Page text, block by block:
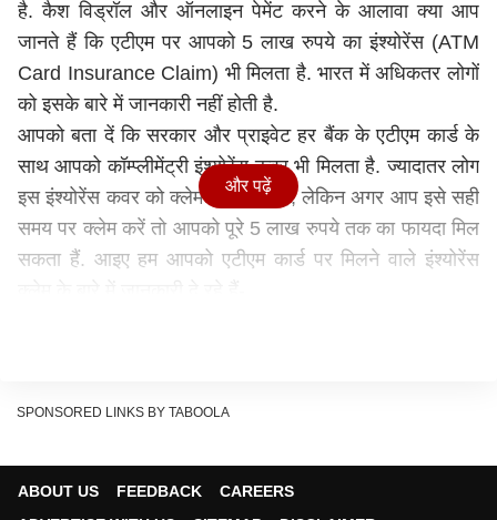
है. कैश विड्रॉल और ऑनलाइन पेमेंट करने के आलावा क्या आप
जानते हैं कि एटीएम पर आपको 5 लाख रुपये का इंश्योरेंस (ATM
Card Insurance Claim) भी मिलता है. भारत में अधिकतर लोगों
को इसके बारे में जानकारी नहीं होती है.
आपको बता दें कि सरकार और प्राइवेट हर बैंक के एटीएम कार्ड के
साथ आपको कॉम्प्लीमेंट्री इंश्‍योरेंस कवर भी मिलता है. ज्यादातर लोग
इस इंश्योरेंस कवर को क्लेम नहीं करते हैं, लेकिन अगर आप इसे सही
समय पर क्लेम करें तो आपको पूरे 5 लाख रुपये तक का फायदा मिल
सकता हैं. आइए हम आपको एटीएम कार्ड पर मिलने वाले इंश्योरेंस
कम एटीएम कार्ड को 45 दिनों तक यूज करना होगा. बैंक द्वारा एटीएम
और पढ़ें
SPONSORED LINKS BY TABOOLA
ABOUT US FEEDBACK
CAREERS